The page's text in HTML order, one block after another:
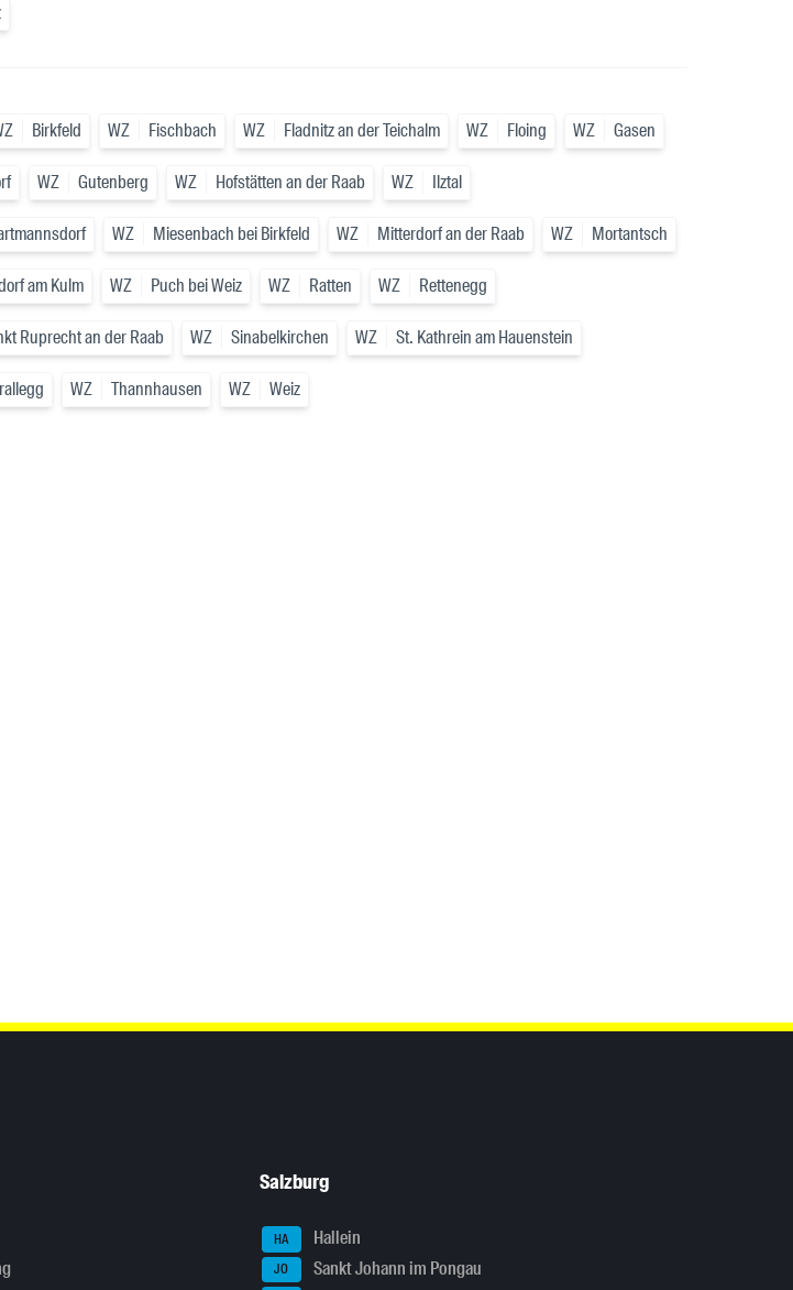
Birkfeld WZ Fischbach WZ Fladnitz an der Teichalm WZ Floing WZ Gasen
WZ Gutenberg WZ Hofstätten an der Raab WZ Ilztal
WZ Miesenbach bei Birkfeld WZ Mitterdorf an der Raab WZ Mortantsch
am Kulm WZ Puch bei Weiz WZ Ratten WZ Rettenegg
Ruprecht an der Raab WZ Sinabelkirchen WZ St. Kathrein am Hauenstein
WZ Thannhausen WZ Weiz
Salzburg
HA Hallein
JO Sankt Johann im Pongau